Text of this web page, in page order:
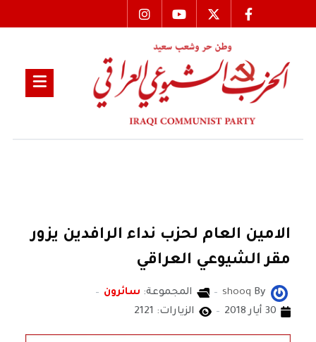
الامين العام لحزب نداء الرافدين يزور
مقر الشيوعي العراقي
By
shooq المجموعة: سائرون
30 أيار 2018
الزيارات: 2121